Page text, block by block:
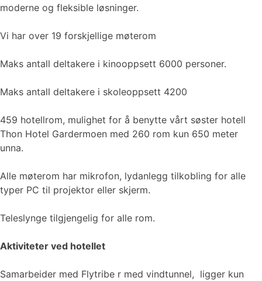
moderne og fleksible løsninger.
Vi har over 19 forskjellige møterom
Maks antall deltakere i kinooppsett 6000 personer.
Maks antall deltakere i skoleoppsett 4200
459 hotellrom, mulighet for å benytte vårt søster hotell
Thon Hotel Gardermoen med 260 rom kun 650 meter
unna.
Alle møterom har mikrofon, lydanlegg tilkobling for alle
typer PC til projektor eller skjerm.
Teleslynge tilgjengelig for alle rom.
Aktiviteter ved hotellet
Samarbeider med Flytribe r med vindtunnel, ligger kun